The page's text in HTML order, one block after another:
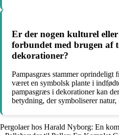
Er der nogen kulturel
forbundet med brugen af
dekorationer?
Pampasgræs stammer oprindeligt
været en symbolsk plante i
pampasgræs i dekorationer kan
betydning, der symboliserer
Pergolaer hos Harald Nyborg: En